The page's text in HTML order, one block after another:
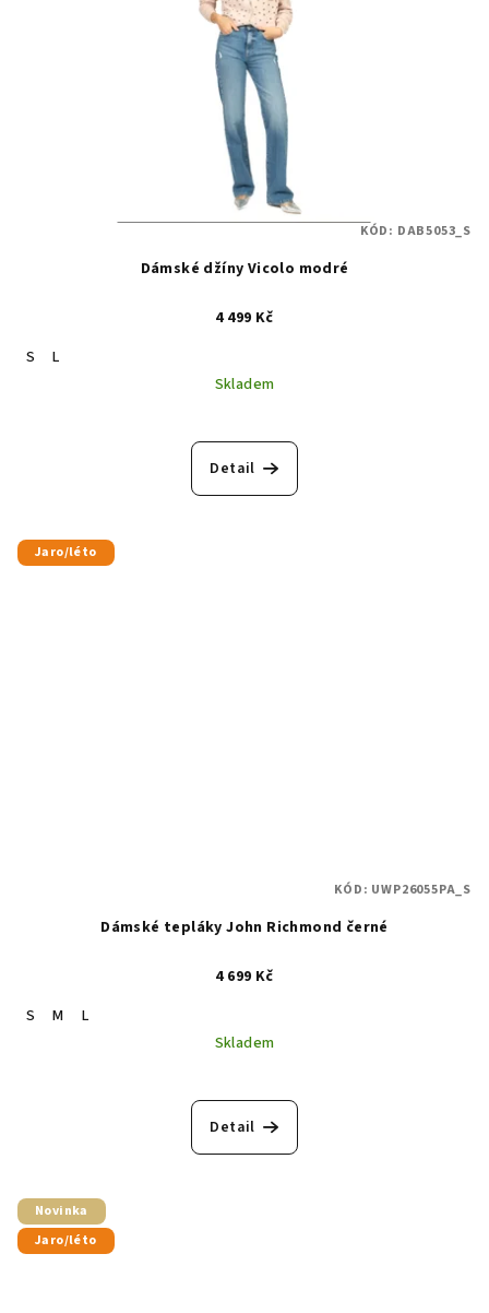
Dámské džíny Vicolo modré
4 499 Kč
S
L
Skladem
Detail
KÓD: DAB5053_S
Jaro/léto
Dámské tepláky John Richmond černé
4 699 Kč
S
M
L
Skladem
Detail
KÓD: UWP26055PA_S
Novinka
Jaro/léto